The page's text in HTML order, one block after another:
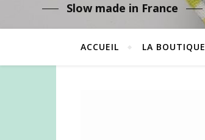
Slow made in France
ACCUEIL LA BOUTIQUE